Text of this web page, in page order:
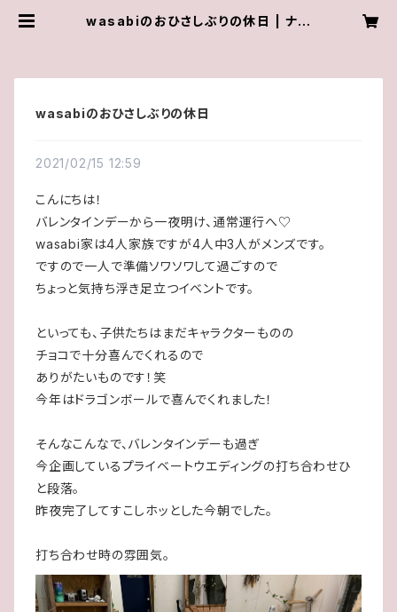
wasabiのおひさしぶりの休日 | ナチ
wasabiのおひさしぶりの休日
2021/02/15 12:59
こんにちは！
バレンタインデーから一夜明け、通常運行へ♡
wasabi家は4人家族ですが4人中3人がメンズです。
ですので一人で準備ソワソワして過ごすので
ちょっと気持ち浮き足立つイベントです。
といっても、子供たちはまだキャラクターものの
チョコで十分喜んでくれるので
ありがたいものです！笑
今年はドラゴンボールで喜んでくれました！
そんなこんなで、バレンタインデーも過ぎ
今企画しているプライベートウエディングの打ち合わせひ
と段落。
昨夜完了してすこしホッとした今朝でした。
打ち合わせ時の雰囲気。